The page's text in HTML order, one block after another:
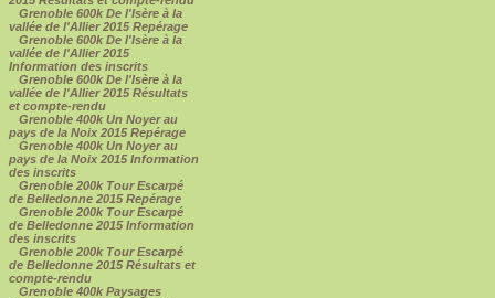
Grenoble 600k De l'Isère à la
vallée de l'Allier 2015 Repérage
Grenoble 600k De l'Isère à la
vallée de l'Allier 2015
Information des inscrits
Grenoble 600k De l'Isère à la
vallée de l'Allier 2015 Résultats
et compte-rendu
Grenoble 400k Un Noyer au
pays de la Noix 2015 Repérage
Grenoble 400k Un Noyer au
pays de la Noix 2015 Information
des inscrits
Grenoble 200k Tour Escarpé
de Belledonne 2015 Repérage
Grenoble 200k Tour Escarpé
de Belledonne 2015 Information
des inscrits
Grenoble 200k Tour Escarpé
de Belledonne 2015 Résultats et
compte-rendu
Grenoble 400k Paysages